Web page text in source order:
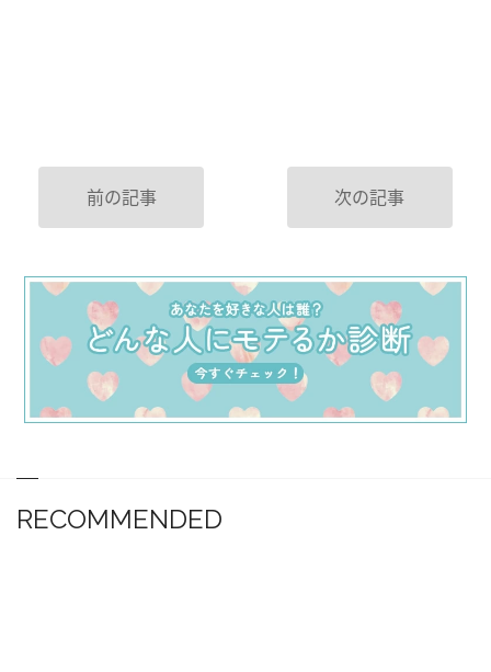
前の記事 次の記事
RECOMMENDED